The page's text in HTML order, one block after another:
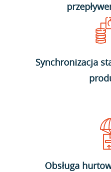
Synchronizacja
Obsługa